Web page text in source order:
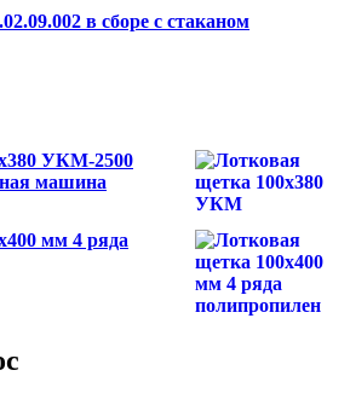
в сборе с стаканом
УКМ-2500
машина
мм 4 ряда